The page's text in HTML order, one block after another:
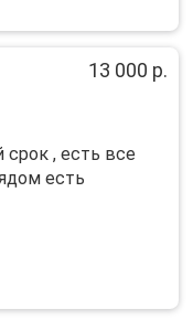
13 000 р.
срок , есть все
есть